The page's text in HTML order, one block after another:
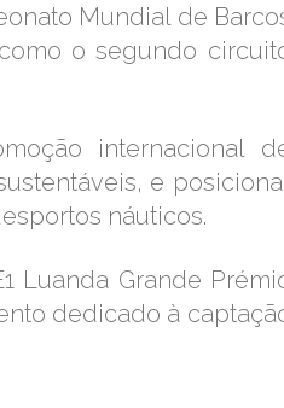
Mundial de
o segundo
internacional
e
náuticos.
Luanda Grande
dedicado à